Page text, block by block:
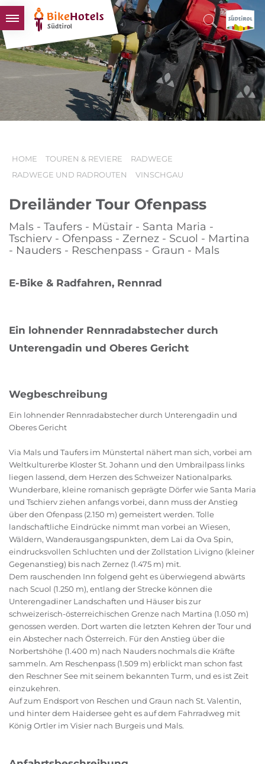
BIKEHOTELS
HOTELS & PAKETE
TOUREN & REVIERE
SÜDTIROL & WIR
HOME TOUREN & REVIERE
RADWEGE
RADWEGE UND RADROUTEN
VINSCHGAU
Dreiländer Tour Ofenpass
Mals - Taufers - Müstair - Santa Maria -
Tschierv - Ofenpass - Zernez - Scuol - Martina
- Nauders - Reschenpass - Graun - Mals
E-Bike & Radfahren, Rennrad
Ein lohnender Rennradabstecher durch
Unterengadin und Oberes Gericht
Wegbeschreibung
Ein lohnender Rennradabstecher durch Unterengadin und
Oberes Gericht
Via Mals und Taufers im Münstertal nähert man sich, vorbei am
Weltkulturerbe Kloster St. Johann und den Umbrailpass links
liegen lassend, dem Herzen des Schweizer Nationalparks.
Wunderbare, kleine romanisch geprägte Dörfer wie Santa Maria
und Tschierv ziehen anfangs vorbei, dann muss der Anstieg
über den Ofenpass (2.150 m) gemeistert werden. Tolle
landschaftliche Eindrücke nimmt man vorbei an Wiesen,
Wäldern, Wanderausgangspunkten, dem Lai da Ova Spin,
eindrucksvollen Schluchten und der Zollstation Livigno (kleiner
Gegenanstieg) bis nach Zernez (1.475 m) mit.
Dem rauschenden Inn folgend geht es überwiegend abwärts
nach Scuol (1.250 m), entlang der Strecke können die
Unterengadiner Landschaften und Häuser bis zur
schweizerisch-österreichischen Grenze nach Martina (1.050 m)
genossen werden. Dort warten die letzten Kehren der Tour und
ein Abstecher nach Österreich. Für den Anstieg über die
Norbertshöhe (1.400 m) nach Nauders nochmals die Kräfte
sammeln. Am Reschenpass (1.509 m) erblickt man schon fast
den Reschner See mit seinem bekannten Turm, und es ist Zeit
einzukehren.
Auf zum Endsport von Reschen und Graun nach St. Valentin,
und hinter dem Haidersee geht es auf dem Fahrradweg mit
König Ortler im Visier nach Burgeis und Mals.